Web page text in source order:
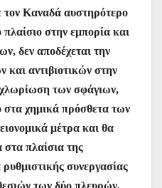
τον Καναδά αυστηρότερο
πλαίσιο στην εμπορία και
δεν αποδέχεται την
αντιβιοτικών στην
των σφάγιων,
στα χημικά πρόσθετα των
μέτρα και θα
στα πλαίσια της
συνεργασίας
των δύο πλευρών.